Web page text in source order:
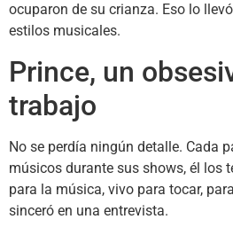
ocuparon de su crianza. Eso lo
estilos musicales.
Prince, un
trabajo
No se perdía ningún detalle. Cada
músicos durante sus shows, él los
para la música, vivo para tocar,
sinceró en una entrevista.